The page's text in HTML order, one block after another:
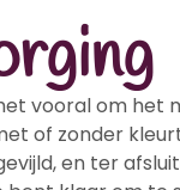
vooral om het
of zonder
en ter